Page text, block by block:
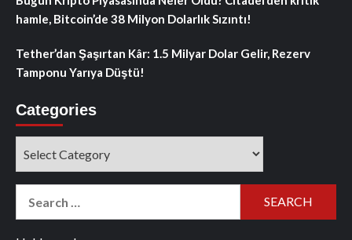
hamle, Bitcoin’de 38 Milyon Dolarlık Sızıntı!
Tether’dan Şaşırtan Kâr: 1.5 Milyar Dolar Gelir, Rezerv
Tamponu Yarıya Düştü!
Categories